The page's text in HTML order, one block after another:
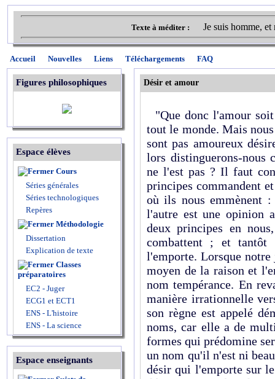
Texte à méditer : Je suis homme,
Accueil Nouvelles Liens Téléchargements FAQ
Figures philosophiques
Espace élèves
Cours
Séries générales
Séries technologiques
Repères
Méthodologie
Dissertation
Explication de texte
Classes
préparatoires
EC2 - Juger
ECG1 et ECT1
ENS - L'histoire
ENS - La science
Espace enseignants
Désir et amour
"Que donc l'amour
tout le monde. Mais
sont pas amoureux
lors distinguerons-nous
ne l'est pas ? Il faut
principes commandent
où ils nous emmènent
l'autre est une opinion
deux principes en
combattent ; et
l'emporte. Lorsque
moyen de la raison et
nom tempérance. En
manière irrationnelle
son règne est appelé
noms, car elle a de
formes qui prédomine
un nom qu'il n'est ni
désir qui l'emporte sur